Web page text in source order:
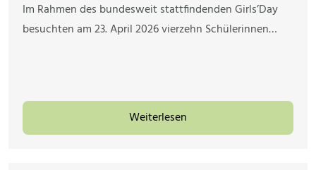
Im Rahmen des bundesweit stattfindenden Girls’Day
besuchten am 23. April 2026 vierzehn Schülerinnen…
Weiterlesen